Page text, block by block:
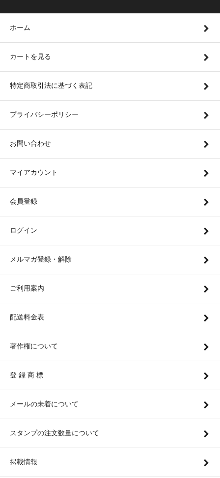
ホーム
カートを見る
特定商取引法に基づく表記
プライバシーポリシー
お問い合わせ
マイアカウント
会員登録
ログイン
メルマガ登録・解除
ご利用案内
配送料金表
著作権について
登 録 商 標
メールの未着について
スタンプの注文数量について
掲載情報